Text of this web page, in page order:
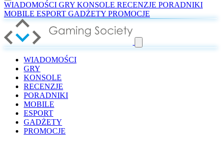
WIADOMOŚCI GRY KONSOLE RECENZJE PORADNIKI
MOBILE ESPORT GADŻETY PROMOCJE
WIADOMOŚCI
GRY
KONSOLE
RECENZJE
PORADNIKI
MOBILE
ESPORT
GADŻETY
PROMOCJE